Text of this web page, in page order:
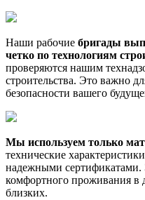
Наши рабочие бригады
четко по технологиям
проверяются нашим
строительства. Это важно
безопасности вашего
Мы используем только
технические
надежными сертификатами.
комфортного проживания в
близких.